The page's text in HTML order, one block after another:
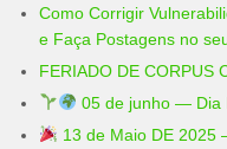
Como Corrigir
e Faça Postagens no
FERIADO DE CORPUS
05 de junho — Dia
13 de Maio DE 2025